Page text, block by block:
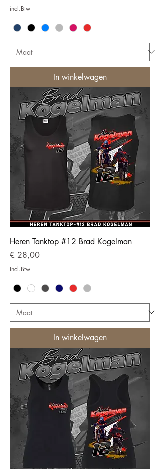
incl.Btw
In winkelwagen
Heren Tanktop #12 Brad Kogelman
Prijs
€ 28,00
incl.Btw
In winkelwagen